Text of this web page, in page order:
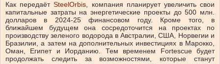
Как передаётSteelOrbis, компания планирует увеличить свои
капитальные затраты на энергетические проекты до 500 млн.
долларов в 2024-25 финансовом году. Кроме того, в
ближайшем будущем она сосредоточится на проектах по
производству зеленого водорода в Австралии, США, Норвегии и
Бразилии, а затем на дополнительных инвестициях в Марокко,
Оман, Египет и Иорданию. Тем временем Fortescue будет
продолжать следить за возможностями, которые станут